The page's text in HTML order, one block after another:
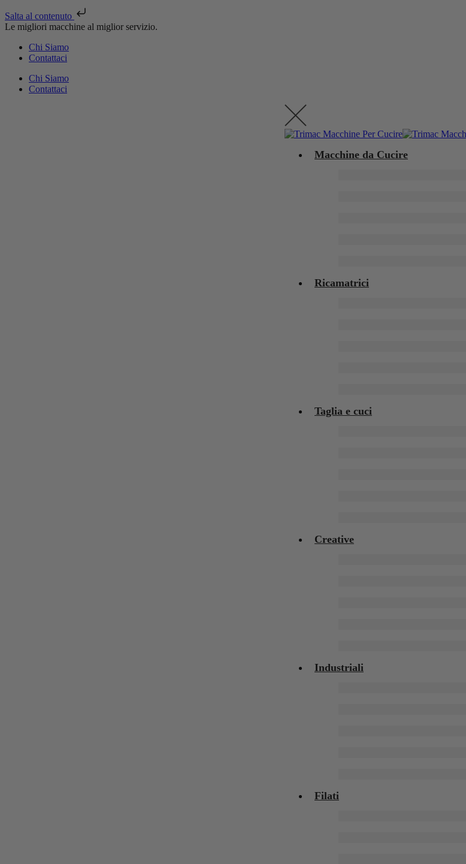
Salta al contenuto
Le migliori macchine al miglior servizio.
Chi Siamo
Contattaci
Chi Siamo
Contattaci
Macchine da Cucire
Ricamatrici
Taglia e cuci
Creative
Industriali
Filati